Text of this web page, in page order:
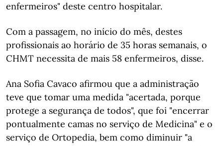
enfermeiros" deste centro hospitalar.
Com a passagem, no início do mês, destes
profissionais ao horário de 35 horas semanais, o
CHMT necessita de mais 58 enfermeiros, disse.
Ana Sofia Cavaco afirmou que a administração
teve que tomar uma medida "acertada, porque
protege a segurança de todos", que foi "encerrar
pontualmente camas no serviço de Medicina" e o
serviço de Ortopedia, bem como diminuir "a